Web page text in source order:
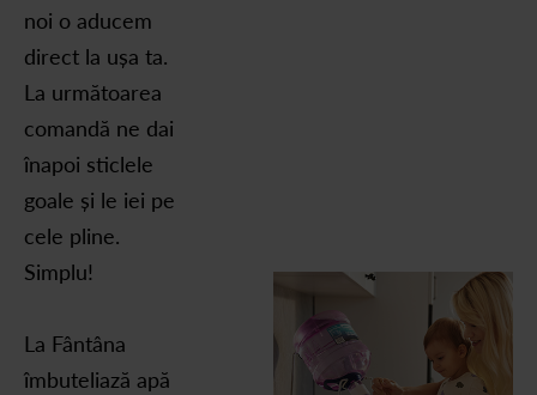
noi o aducem
direct la ușa ta.
La următoarea
comandă ne dai
înapoi sticlele
goale și le iei pe
cele pline.
Simplu!
La Fântâna
îmbuteliază apă